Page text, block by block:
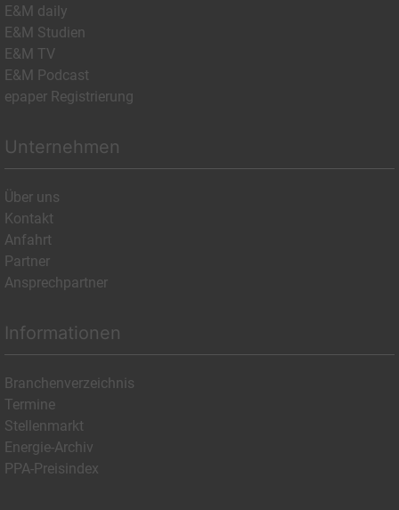
E&M daily
E&M Studien
E&M TV
E&M Podcast
epaper Registrierung
Unternehmen
Über uns
Kontakt
Anfahrt
Partner
Ansprechpartner
Informationen
Branchenverzeichnis
Termine
Stellenmarkt
Energie-Archiv
PPA-Preisindex